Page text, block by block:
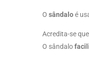
O sândaloé
Acredita-se
O sândalo